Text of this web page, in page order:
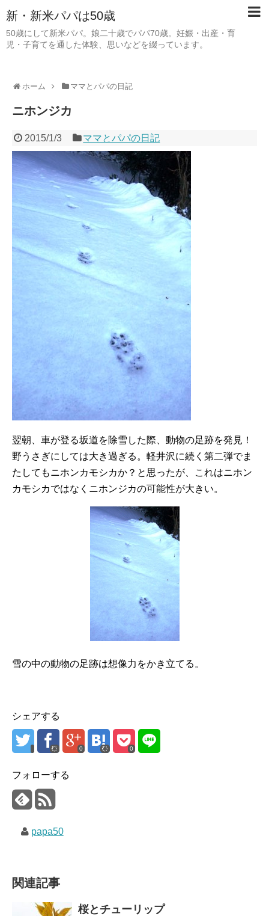
新・新米パパは50歳
50歳にして新米パパ。娘二十歳でパパ70歳。妊娠・出産・育
児・子育てを通した体験、思いなどを綴っています。
ホーム ママとパパの日記
ニホンジカ
2015/1/3 ママとパパの日記
翌朝、車が登る坂道を除雪した際、動物の足跡を発見！
野うさぎにしては大き過ぎる。軽井沢に続く第二弾でま
たしてもニホンカモシカか？と思ったが、これはニホン
カモシカではなくニホンジカの可能性が大きい。
雪の中の動物の足跡は想像力をかき立てる。
シェアする
0 0
フォローする
papa50
関連記事
桜とチューリップ